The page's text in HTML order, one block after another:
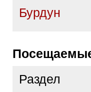
Бурдун
Раздел